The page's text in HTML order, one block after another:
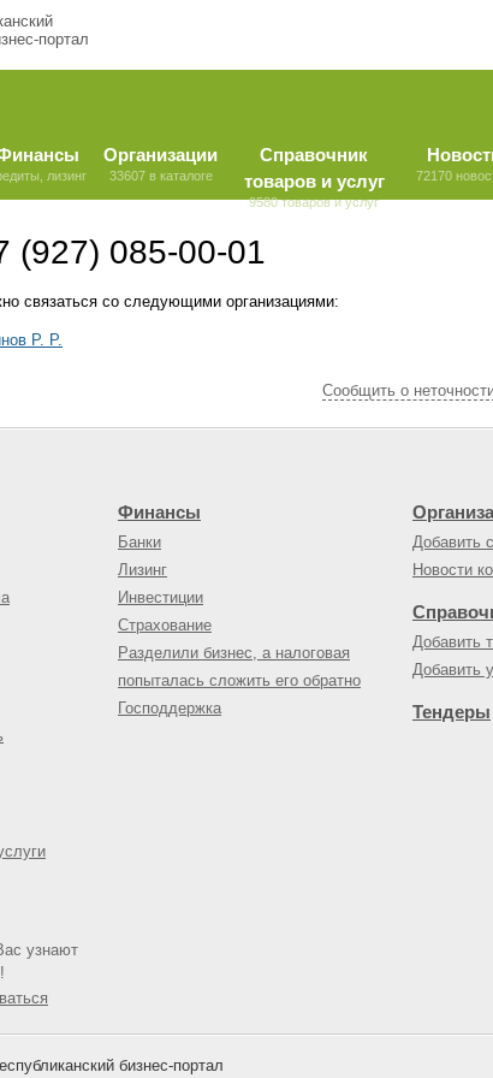
портал
лизинг
Организации
33607 в каталоге
Справочник
товаров и услуг
9580 товаров и услуг
72170
(927) 085-00-01
связаться со следующими организациями:
Р. Р.
Cообщить о
Финансы
Банки
Лизинг
Инвестиции
Страхование
Разделили бизнес, а налоговая
попыталась сложить его обратно
Господдержка
Добавить
Новости
Добавить
Добавить
Тендеры
узнают
бизнес-портал